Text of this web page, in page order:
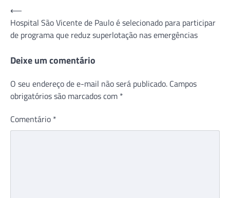
Navegação
de
Post
⟵
Hospital São Vicente de Paulo é selecionado para participar
de programa que reduz superlotação nas emergências
Deixe um comentário
O seu endereço de e-mail não será publicado. Campos
obrigatórios são marcados com *
Comentário *